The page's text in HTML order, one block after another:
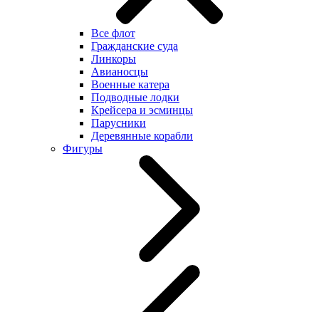
Все флот
Гражданские суда
Линкоры
Авианосцы
Военные катера
Подводные лодки
Крейсера и эсминцы
Парусники
Деревянные корабли
Фигуры